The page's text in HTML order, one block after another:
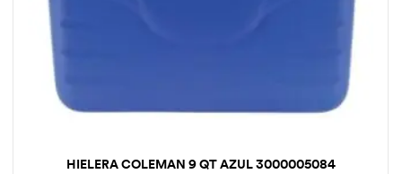
HIELERA COLEMAN 9 QT AZUL 3000005084